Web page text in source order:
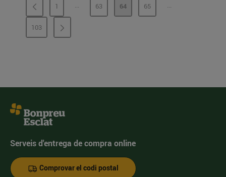
PÀGINA
1 ...PÀGINES INTERMÈDIES
PÀGINA
63 PÀGINA
64 PÀGINA
65 ...PÀGINES
PÀGINA
103
Serveis d'entrega de compra online
Comprovar el codi postal